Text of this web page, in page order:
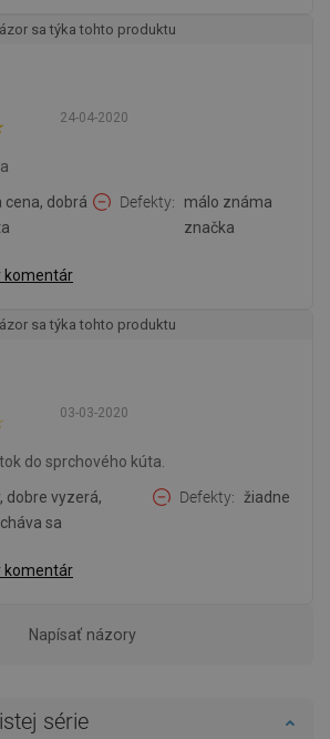
sa týka tohto produktu
24-04-2020
cena, dobrá
Defekty
málo známa
značka
komentár
sa týka tohto produktu
03-03-2020
do sprchového kúta.
dobre vyzerá,
sa
Defekty žiadne
komentár
Napísať názory
série